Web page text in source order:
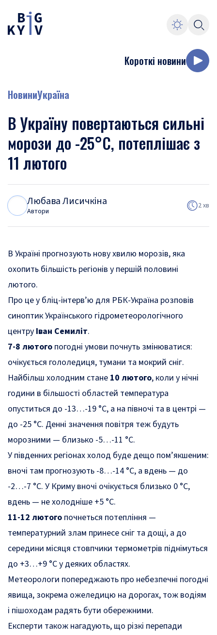
Короткі новини
НовиниУкраїна
В Україну повертаються сильні
морози до -25°C, потеплішає з
11 лютого
Любава Лисичкіна
Автори
2 хв
В Україні прогнозують нову хвилю морозів, яка
охопить більшість регіонів у першій половині
лютого.
Про це у бліц-інтерв’ю для РБК-Україна розповів
синоптик Українського гідрометеорологічного
центру Іван Семиліт.
7-8 лютого погодні умови почнуть змінюватися:
очікується гололедиця, тумани та мокрий сніг.
Найбільш холодним стане 10 лютого, коли у нічні
години в більшості областей температура
опуститься до -13…-19 °C, а на півночі та в центрі —
до -25 °C. Денні значення повітря теж будуть
морозними — близько -5…-11 °C.
У південних регіонах холод буде дещо пом’якшеним:
вночі там прогнозують -8…-14 °C, а вдень — до
-2…-7 °C. У Криму вночі очікується близько 0 °C,
вдень — не холодніше +5 °C.
11-12 лютого почнеться потепління —
температурний злам принесе сніг та дощі, а до
середини місяця стовпчики термометрів піднімуться
до +3…+9 °C у деяких областях.
Метеорологи попереджають про небезпечні погодні
явища, зокрема ожеледицю на дорогах, тож водіям
і пішоходам радять бути обережними.
Експерти також нагадують, що різкі перепади